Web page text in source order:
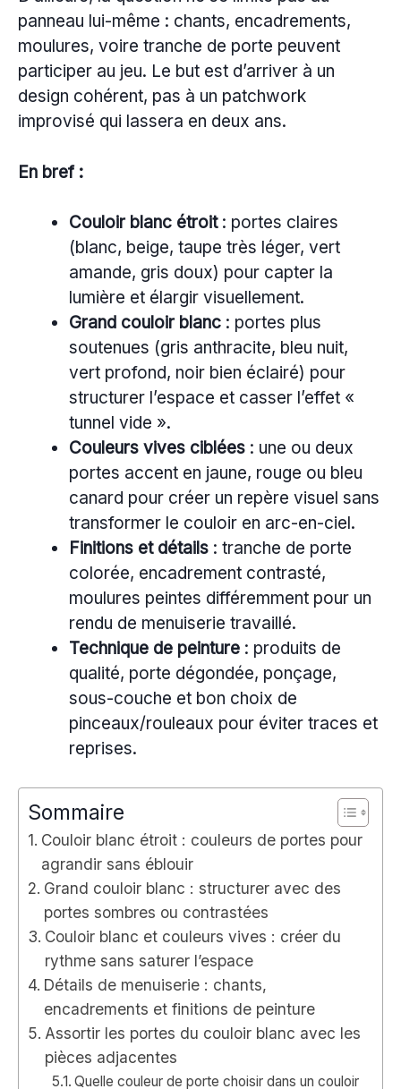
panneau lui-même : chants, encadrements,
moulures, voire tranche de porte peuvent
participer au jeu. Le but est d’arriver à un
design cohérent, pas à un patchwork
improvisé qui lassera en deux ans.
En bref :
Couloir blanc étroit: portes claires
(blanc, beige, taupe très léger, vert
amande, gris doux) pour capter la
lumière et élargir visuellement.
Grand couloir blanc : portes plus
soutenues (gris anthracite, bleu nuit,
vert profond, noir bien éclairé) pour
structurer l’espace et casser l’effet «
tunnel vide ».
Couleurs vives ciblées : une ou deux
portes accent en jaune, rouge ou bleu
canard pour créer un repère visuel sans
transformer le couloir en arc-en-ciel.
Finitions et détails : tranche de porte
colorée, encadrement contrasté,
moulures peintes différemment pour un
rendu de menuiserie travaillé.
Technique de peinture : produits de
qualité, porte dégondée, ponçage,
sous-couche et bon choix de
pinceaux/rouleaux pour éviter traces et
reprises.
Sommaire
Couloir blanc étroit : couleurs de portes pour
agrandir sans éblouir
Grand couloir blanc : structurer avec des
portes sombres ou contrastées
Couloir blanc et couleurs vives : créer du
rythme sans saturer l’espace
Détails de menuiserie : chants,
encadrements et finitions de peinture
Assortir les portes du couloir blanc avec les
pièces adjacentes
Quelle couleur de porte choisir dans un couloir